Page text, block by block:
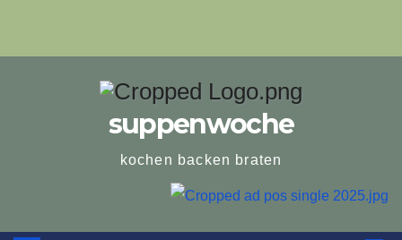
suppenwoche
kochen backen braten